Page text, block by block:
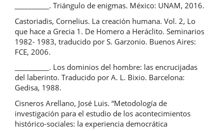
__________. Triángulo de enigmas. México: UNAM, 2016.
Castoriadis, Cornelius. La creación humana. Vol. 2, Lo
que hace a Grecia 1. De Homero a Heráclito. Seminarios
1982- 1983, traducido por S. Garzonio. Buenos Aires:
FCE, 2006.
__________. Los dominios del hombre: las encrucijadas
del laberinto. Traducido por A. L. Bixio. Barcelona:
Gedisa, 1988.
Cisneros Arellano, José Luis. “Metodología de
investigación para el estudio de los acontecimientos
histórico-sociales: la experiencia democrática